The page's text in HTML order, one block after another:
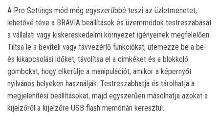
A Pro Settings mód még egyszerűbbé teszi az üzletmenetet,
lehetővé téve a BRAVIA beállítások és üzemmódok testreszabását
a vállalati vagy kiskereskedelmi környezet igényeinek megfelelően.
Tiltsa le a beviteli vagy távvezérlő funkciókat, ütemezze be a be-
és kikapcsolási időket, távolítsa el a címkéket és a blokkoló
gombokat, hogy elkerülje a manipulációt, amikor a képernyőt
nyilvános helyeken használják. Testreszabhatja és tárolhatja a
megjelenítési beállításokat, majd egyszerűen másolhatja azokat a
kijelzőről a kijelzőre USB flash memórián keresztül.